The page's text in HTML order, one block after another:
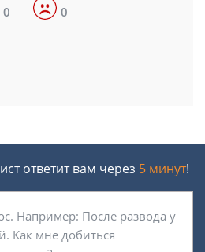
0 0
ответит вам через 5 минут!